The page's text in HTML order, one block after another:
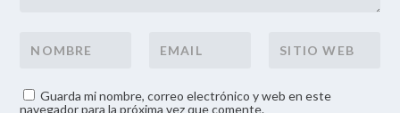
Guarda mi nombre, correo electrónico y web en este
navegador para la próxima vez que comente.